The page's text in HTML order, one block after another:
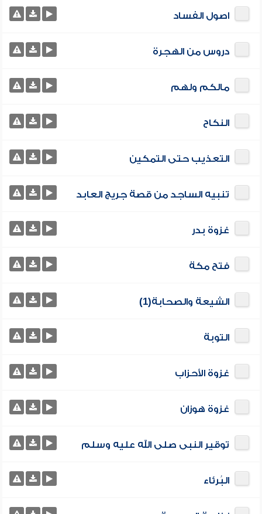
اصول الفساد
دروس من الهجرة
مالكم ولهم
النكاح
التعذيب حتى التمكين
تنبيه الساجد من قصة جريج العابد
غزوة بدر
فتح مكة
الشيعة والصحابة(1)
التوبة
غزوة الأحزاب
غزوة هوزان
توقير النبى صلى الله عليه وسلم
البُرئاء